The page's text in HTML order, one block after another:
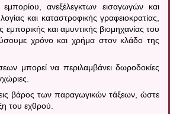
ανεξέλεγκτων εισαγωγών και
και καταστροφικής γραφειοκρατίας,
και αμυντικής βιομηχανίας του
χρόνο και χρήμα στον κλάδο της
μπορεί να περιλαμβάνει δωροδοκίες
βάρος των παραγωγικών τάξεων, ώστε
του εχθρού.